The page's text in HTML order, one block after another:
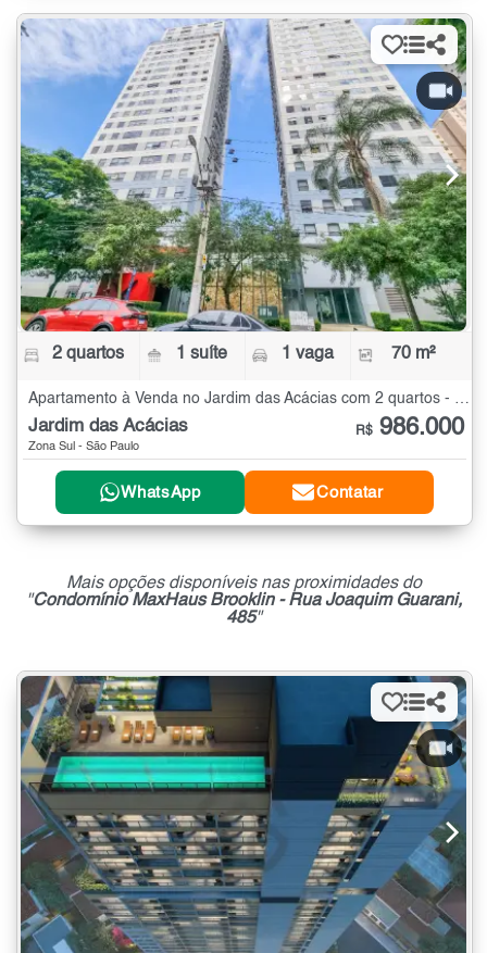
2 quartos 1 suíte 1 vaga 70 m²
Apartamento à Venda no Jardim das Acácias com 2 quartos - 70 m²
Jardim das Acácias
Zona Sul - São Paulo
R$ 986.000
WhatsApp Contatar
Mais opções disponíveis nas proximidades do
"Condomínio MaxHaus Brooklin - Rua Joaquim Guarani,
485"